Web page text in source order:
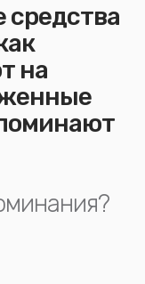
средства
на